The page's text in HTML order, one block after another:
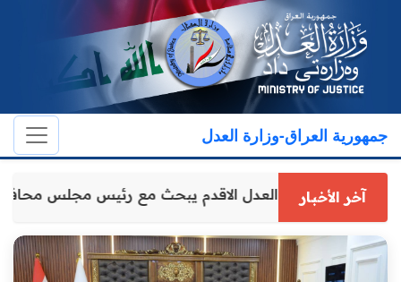
جمهورية العراق-وزارة العدل
آخر الأخباروكيل وزارة العدل الاقدم يبحث مع رئيس مجلس